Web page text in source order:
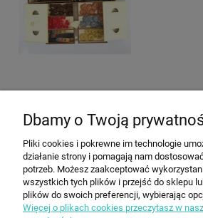
POMOC
MOJE KONTO
PŁATNOŚCI I
Dbamy o Twoją
Pliki cookies i pokrewne im technologie
działanie strony i pomagają nam
potrzeb. Możesz zaakceptować
wszystkich tych plików i przejść do sklepu
plików do swoich preferencji, wybierając
Więcej o plikach cookies przeczytasz w